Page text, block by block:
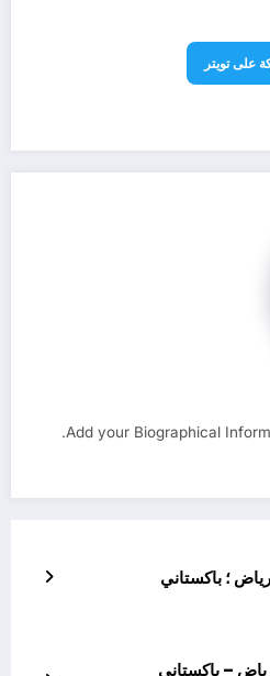
على تويتر
Add your Biographical
؛ باكستاني
– باكستاني